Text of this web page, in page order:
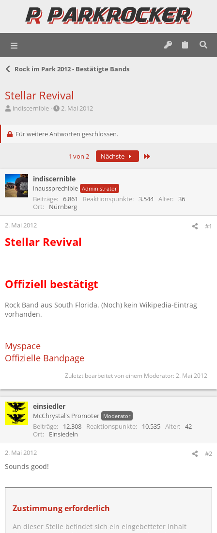
Rock im Park 2012 - Bestätigte Bands
Stellar Revival
E
t
r
indiscernible
E
t
a
m
2. Mai 2012
Für weitere Antworten geschlossen.
1 von 2 Nächste
indiscernible
inaussprechible Administrator
Beiträge 6.861 Reaktionspunkte 3.544 Alter
36
Ort
Nürnberg
2. Mai 2012 #1
Stellar Revival
Offiziell bestätigt
Rock Band aus South Florida. (Noch) kein Wikipedia-Eintrag
vorhanden.
Myspace
Offizielle Bandpage
Zuletzt bearbeitet von einem Moderator: 2. Mai 2012
einsiedler
McChrystal's Promoter Moderator
Beiträge 12.308 Reaktionspunkte 10.535 Alter
42
Ort
Einsiedeln
2. Mai 2012 #2
Sounds good!
Zustimmung erforderlich
An dieser Stelle befindet sich ein eingebetteter Inhalt